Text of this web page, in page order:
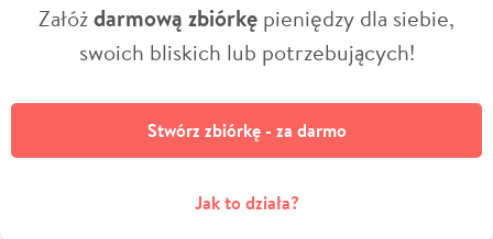
Załóżdarmową zbiórkę pieniędzy dla siebie,
swoich bliskich lub potrzebujących!
Stwórz zbiórkę - za darmo
Jak to działa?